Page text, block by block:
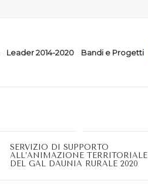
Leader 2014-2020 Bandi e Progetti
SERVIZIO DI SUPPORTO
ALL’ANIMAZIONE TERRITORIALE
DEL GAL DAUNIA RURALE 2020